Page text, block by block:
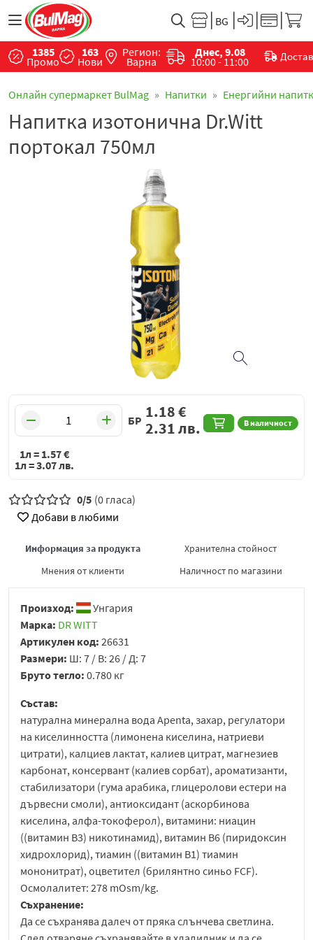
1385
Промо
163
Нови
Регион:
Варна
Днес, 9.08
10:00 - 11:00
Онлайн супермаркет BulMag Напитки Енергийни
Напитка изотонична Dr.Witt
портокал 750мл
БР В наличност
1.18€
2.31лв.
1л = 1.57€
1л =3.07лв.
0/5 (0 гласа)
Добави в любими
Информация за продукта
Хранителна стойност
Мнения от клиенти
Наличност по магазини
Произход:
Унгария
Марка: DR WITT
Артикулен код: 26631
Размери: Ш: 7 / В: 26 / Д: 7
Бруто тегло: 0.780 кг
Състав:
натурална минерална вода Apenta, захар, регулатори
на киселинността (лимонена киселина, натриеви
цитрати), калциев лактат, калиев цитрат, магнезиев
карбонат, консервант (калиев сорбат), ароматизанти,
стабилизатори (гума арабика, глицеролови естери на
дървесни смоли), антиоксидант (аскорбинова
киселина, алфа-токоферол), витамини: ниацин
((витамин B3) никотинамид), витамин B6 (пиридоксин
хидрохлорид), тиамин ((витамин B1) тиамин
мононитрат), оцветител (брилянтно синьо FCF).
Осмолалитет: 278 mOsm/kg.
Съхранение:
Да се съхранява далеч от пряка слънчева светлина.